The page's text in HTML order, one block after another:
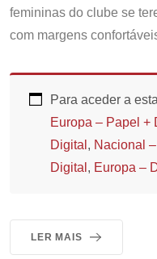
femininas do clube se
com margens
Para aceder a
Europa – Papel +
Digital , Nacional
Digital , Europa –
LER MAIS